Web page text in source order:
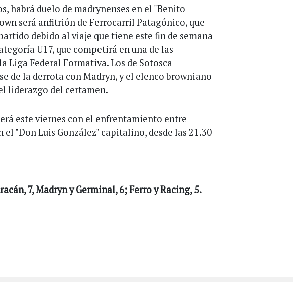
habrá duelo de madrynenses en el "Benito
será anfitrión de Ferrocarril Patagónico, que
debido al viaje que tiene este fin de semana
U17, que competirá en una de las
Liga Federal Formativa. Los de Sotosca
de la derrota con Madryn, y el elenco browniano
liderazgo del certamen.
este viernes con el enfrentamiento entre
el "Don Luis González" capitalino, desde las 21.30
7, Madryn y Germinal, 6; Ferro y Racing, 5.